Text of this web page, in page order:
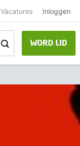
Vacatures Inloggen
WORD LID